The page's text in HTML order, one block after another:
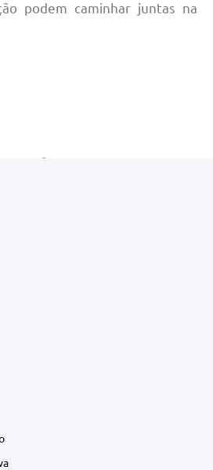
podem caminhar juntas na